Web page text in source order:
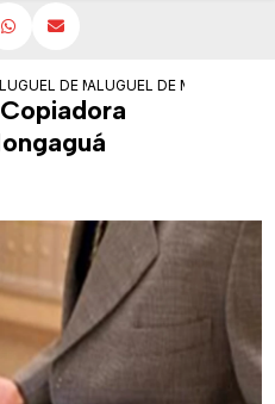
DE MAQUINA COPIADORA
ALUGUEL DE MAQUINA